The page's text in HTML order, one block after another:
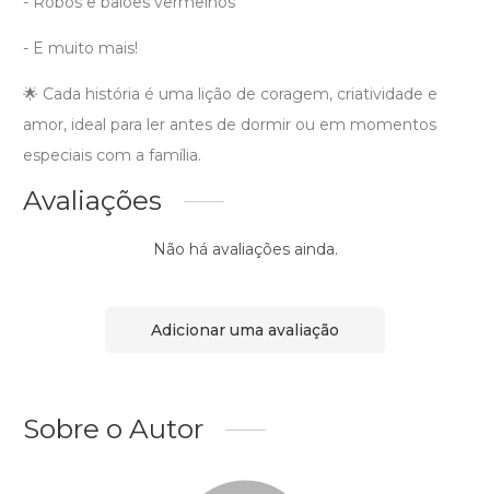
- E muito mais!
🌟 Cada história é uma lição de coragem, criatividade e
amor, ideal para ler antes de dormir ou em momentos
especiais com a família.
Avaliações
Não há avaliações ainda.
Adicionar uma avaliação
Sobre o Autor